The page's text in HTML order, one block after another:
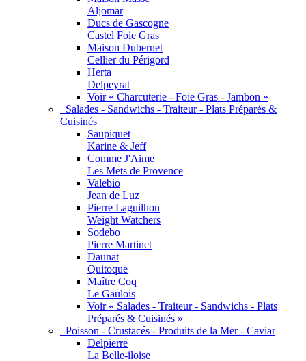
Aljomar
Ducs de Gascogne
Castel Foie Gras
Maison Dubernet
Cellier du Périgord
Herta
Delpeyrat
Voir « Charcuterie - Foie Gras - Jambon »
Salades - Sandwichs - Traiteur - Plats Préparés &
Cuisinés
Saupiquet
Karine & Jeff
Comme J'Aime
Les Mets de Provence
Valebio
Jean de Luz
Pierre Laguilhon
Weight Watchers
Sodebo
Pierre Martinet
Daunat
Quitoque
Maître Coq
Le Gaulois
Voir « Salades - Traiteur - Sandwichs - Plats
Préparés & Cuisinés »
Poisson - Crustacés - Produits de la Mer - Caviar
Delpierre
La Belle-iloise